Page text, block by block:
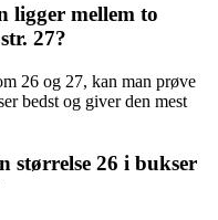
ligger mellem to
27?
26 og 27, kan man prøve
bedst og giver den mest
størrelse 26 i bukser